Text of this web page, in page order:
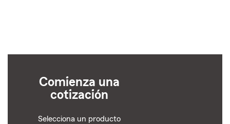
Comienza una
cotización
Selecciona un producto